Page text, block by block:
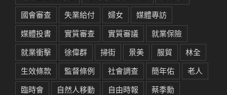
國會審查
失業給付 婦女
媒體專訪
媒體投書
實質審查 實質審議
就業保險
就業衝擊
徐偉群 掃街 景美 服貿
林全
生效條款
監督條例 社會調查 簡年佑
老人
臨時會
自然人移動 自由時報
蔡季勳